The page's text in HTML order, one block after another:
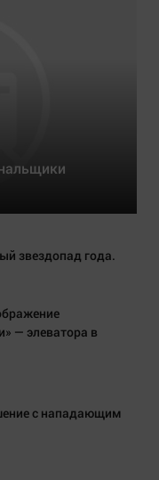
звездопад года.
— элеватора в
с нападающим